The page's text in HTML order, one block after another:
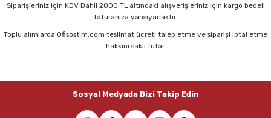
Yağlı Boyalar
Siparişleriniz için KDV Dahil 2000 TL altındaki alışverişleriniz için kargo bedeli
faturanıza yansıyacaktır.
Toplu alımlarda Ofisostim.com teslimat ücreti talep etme ve siparişi iptal etme
hakkını saklı tutar.
Sosyal Medyada Bizi Takip Edin